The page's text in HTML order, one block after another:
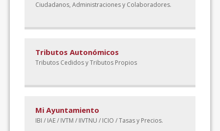
Ciudadanos, Administraciones y Colaboradores.
Tributos Autonómicos
Tributos Cedidos y Tributos Propios
Mi Ayuntamiento
IBI / IAE / IVTM / IIVTNU / ICIO / Tasas y Precios.